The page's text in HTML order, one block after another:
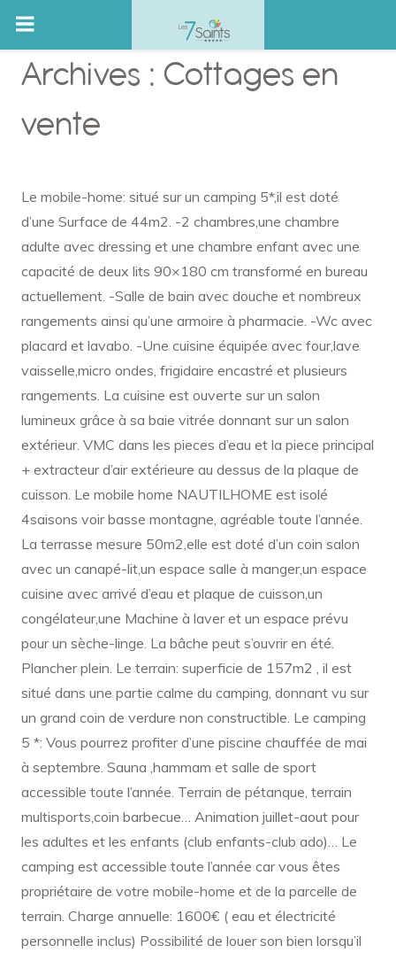
Archives : Cottages en
vente
Le mobile-home: situé sur un camping 5*,il est doté
d’une Surface de 44m2. -2 chambres,une chambre
adulte avec dressing et une chambre enfant avec une
capacité de deux lits 90×180 cm transformé en bureau
actuellement. -Salle de bain avec douche et nombreux
rangements ainsi qu’une armoire à pharmacie. -Wc avec
placard et lavabo. -Une cuisine équipée avec four,lave
vaisselle,micro ondes, frigidaire encastré et plusieurs
rangements. La cuisine est ouverte sur un salon
lumineux grâce à sa baie vitrée donnant sur un salon
extérieur. VMC dans les pieces d’eau et la piece principal
+ extracteur d’air extérieure au dessus de la plaque de
cuisson. Le mobile home NAUTILHOME est isolé
4saisons voir basse montagne, agréable toute l’année.
La terrasse mesure 50m2,elle est doté d’un coin salon
avec un canapé-lit,un espace salle à manger,un espace
cuisine avec arrivé d’eau et plaque de cuisson,un
congélateur,une Machine à laver et un espace prévu
pour un sèche-linge. La bâche peut s’ouvrir en été.
Plancher plein. Le terrain: superficie de 157m2 , il est
situé dans une partie calme du camping, donnant vu sur
un grand coin de verdure non constructible. Le camping
5 *: Vous pourrez profiter d’une piscine chauffée de mai
à septembre. Sauna ,hammam et salle de sport
accessible toute l’année. Terrain de pétanque, terrain
multisports,coin barbecue… Animation juillet-aout pour
les adultes et les enfants (club enfants-club ado)… Le
camping est accessible toute l’année car vous êtes
propriétaire de votre mobile-home et de la parcelle de
terrain. Charge annuelle: 1600€ ( eau et électricité
personnelle inclus) Possibilité de louer son bien lorsqu’il